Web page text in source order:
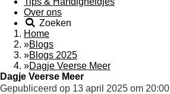
Over ons
Zoeken
Home
»Blogs
»Blogs 2025
»Dagje Veerse Meer
Dagje Veerse Meer
Gepubliceerd op 13 april 2025 om 20:00